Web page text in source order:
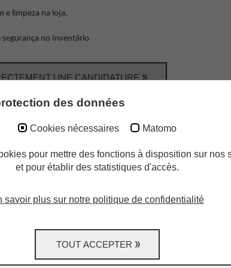
e limpeza na loja.
segurança no Inventário
UNE CANDIDATURE
Recommandez-nous!
d'emploi avec elle/lui!Aidez-nous à agrandir notre
des données
Cookies nécessaires Matomo
pour mettre des fonctions à disposition sur nos
et pour établir des statistiques d'accès.
savoir plus sur notre politique de confidentialité
TOUT ACCEPTER